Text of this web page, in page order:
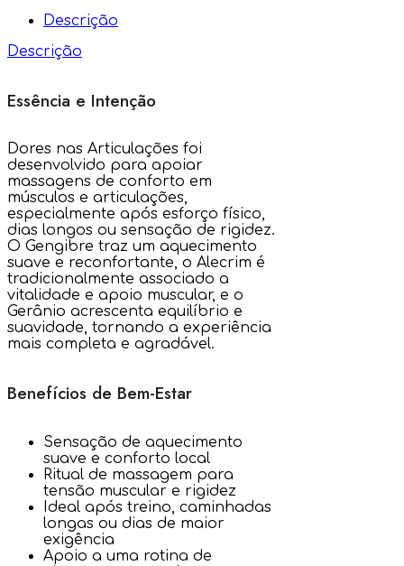
Descrição
Descrição
Essência e Intenção
Dores nas Articulações foi
desenvolvido para apoiar
massagens de conforto em
músculos e articulações,
especialmente após esforço físico,
dias longos ou sensação de rigidez.
O Gengibre traz um aquecimento
suave e reconfortante, o Alecrim é
tradicionalmente associado a
vitalidade e apoio muscular, e o
Gerânio acrescenta equilíbrio e
suavidade, tornando a experiência
mais completa e agradável.
Benefícios de Bem-Estar
Sensação de aquecimento
suave e conforto local
Ritual de massagem para
tensão muscular e rigidez
Ideal após treino, caminhadas
longas ou dias de maior
exigência
Apoio a uma rotina de